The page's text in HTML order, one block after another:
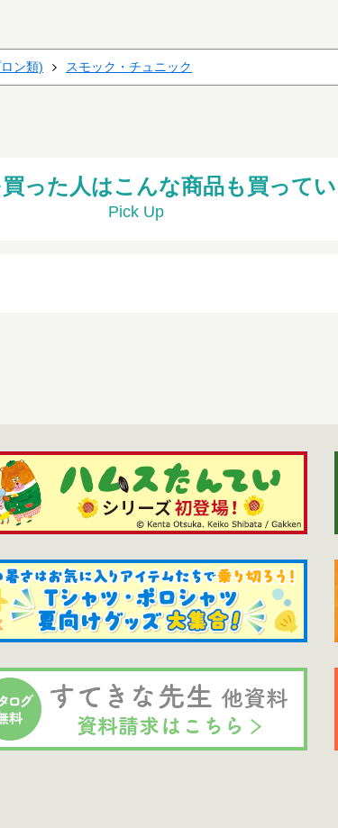
ン類) スモック・チュニック
った人はこんな商品も買って
Pick Up